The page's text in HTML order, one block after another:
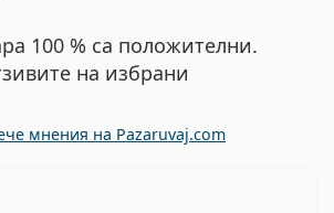
100 % са положителни.
на избрани
мнения на Pazaruvaj.com